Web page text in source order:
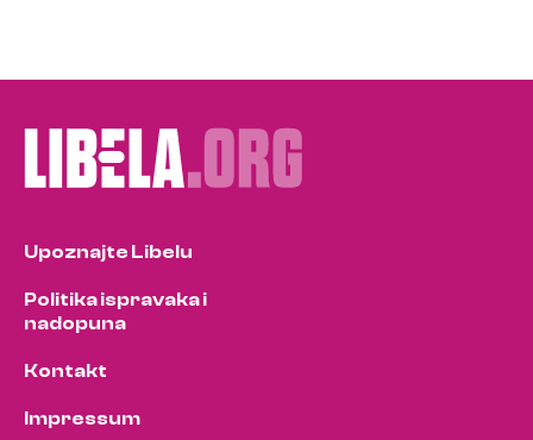
Upoznajte Libelu
Politika ispravaka i
nadopuna
Kontakt
Impressum